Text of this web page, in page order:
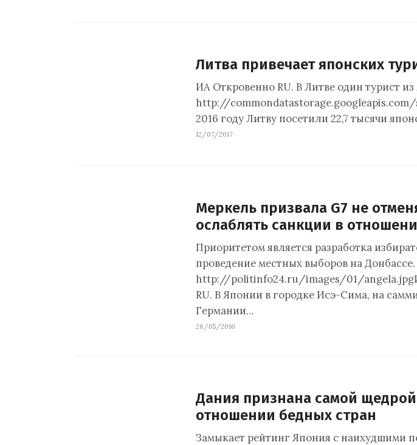
Литва привечает японских
ИА Откровенно RU. В Литве один турист
http://
2016 году Литву посетили 22,7 тысячи
12/07/2017
Меркель призвала G7 не
ослаблять санкции в
Приоритетом является разработка
проведение местных выборов на
http://politinfo24.ru/images/01/
RU. В Японии в городке Исэ-Сима, на
Германии…
26/05/2016
Дания признана самой
отношении бедных стран
Замыкает рейтинг Япония с наихудшими